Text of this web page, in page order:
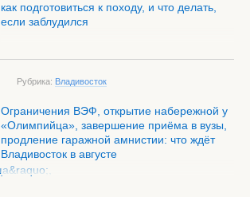
как подготовиться к походу, и что делать,
если заблудился
Рубрика: Владивосток
Ограничения ВЭФ, открытие набережной у
«Олимпийца», завершение приёма в вузы,
продление гаражной амнистии: что ждёт
Владивосток в августе